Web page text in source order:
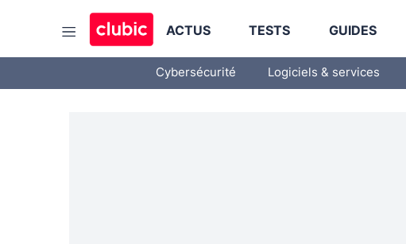
ACTUS TESTS GUIDES
Cybersécurité Logiciels & services